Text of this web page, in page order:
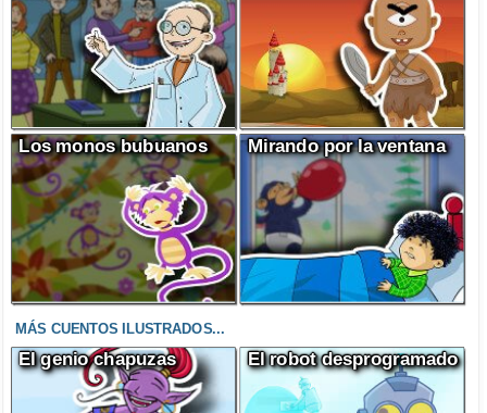
Los monos bubuanos Mirando por la ventana
MÁS CUENTOS ILUSTRADOS...
El genio chapuzas El robot desprogramado